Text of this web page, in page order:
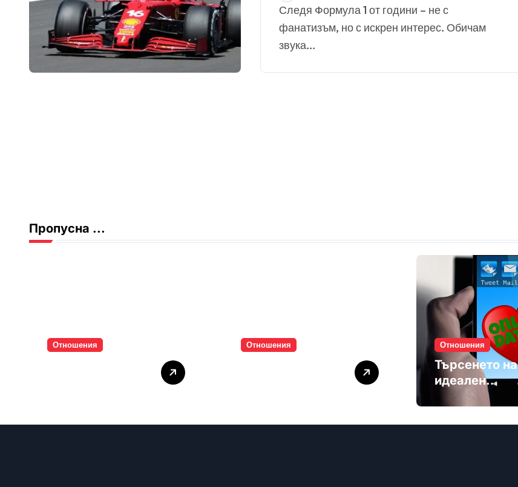
Следя Формула 1 от години – не с
фанатизъм, но с искрен интерес. Обичам
звука...
Пропусна ...
Отношения Отношения Отношения
Търсенето на
идеален
партньор е